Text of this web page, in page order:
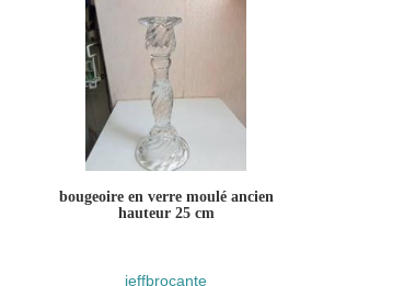
bougeoire en verre moulé ancien
hauteur 25 cm
jeffbrocante